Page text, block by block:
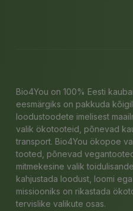
Bio4You on 100% Eesti
eesmärgiks on pakkuda
loodustoodete imelisest
valik ökotooteid, põnevad
transport. Bio4You ökopoe
tooted, põnevad
mitmekesine valik
kahjustada loodust, loomi
missiooniks on rikastada
tervislike valikute osas.